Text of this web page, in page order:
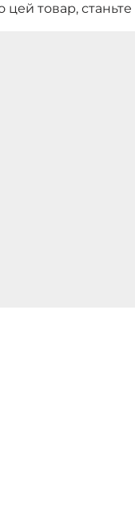
цей товар,